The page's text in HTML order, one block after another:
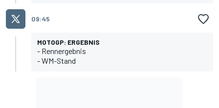
09:45
MOTOGP: ERGEBNIS
- Rennergebnis
-WM-Stand